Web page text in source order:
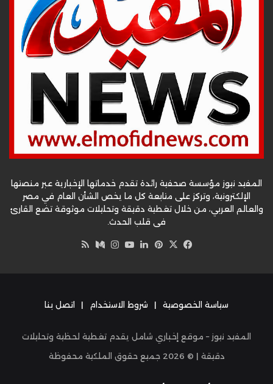
المفيد نيوز مؤسسة صحفية رائدة تقدم خدماتها الإخبارية عبر منصتها
الإلكترونية، وتركز على متابعة كل ما يخص الشأن العام في مصر
والعالم العربي، من خلال تغطية دقيقة وتحليلات موثوقة تضع القارئ
في قلب الحدث.
فيسبوك
‫X بينتيريست
لينكدإن‫YouTube
انستقرام
وسط
سياسة الخصوصية | شروط الاستخدام | اتصل بنا
المفيد نيوز – موقع إخباري شامل يقدم تغطية لحظية وتحليلات
دقيقة | © 2026 جميع حقوق الملكية محفوظة